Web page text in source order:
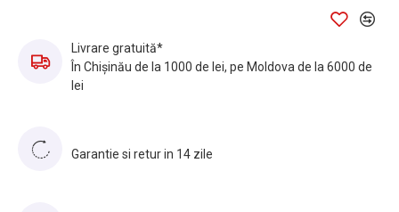
Livrare gratuită*
În Chișinău de la 1000 de lei, pe Moldova de la 6000 de
lei
Garantie si retur in 14 zile